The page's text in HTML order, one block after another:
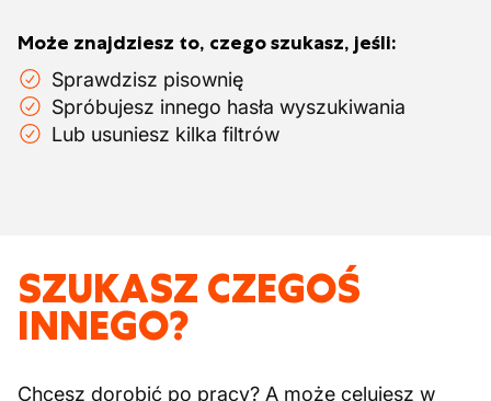
Może znajdziesz to, czego szukasz, jeśli:
Sprawdzisz pisownię
Spróbujesz innego hasła wyszukiwania
Lub usuniesz kilka filtrów
SZUKASZ CZEGOŚ
INNEGO?
Chcesz dorobić po pracy? A może celujesz w